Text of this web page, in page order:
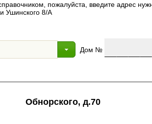
пожалуйста, введите адрес
Ушинского 8/А
Дом №
Обнорского, д.70